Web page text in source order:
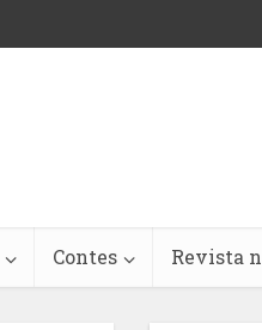
Contes Revista n